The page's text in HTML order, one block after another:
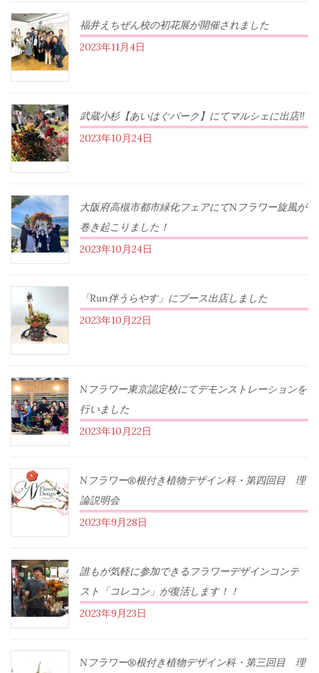
福井えちぜん校の初花展が開催されました
2023年11月4日
武蔵小杉【あいはぐパーク】にてマルシェに出店‼︎
2023年10月24日
大阪府高槻市都市緑化フェアにてNフラワー旋風が
巻き起こりました！
2023年10月24日
「Run伴うらやす」にブース出店しました
2023年10月22日
Nフラワー東京認定校にてデモンストレーションを
行いました
2023年10月22日
Nフラワー®根付き植物デザイン科・第四回目 理
論説明会
2023年9月28日
誰もが気軽に参加できるフラワーデザインコンテ
スト「コレコン」が復活します！！
2023年9月23日
Nフラワー®根付き植物デザイン科・第三回目 理